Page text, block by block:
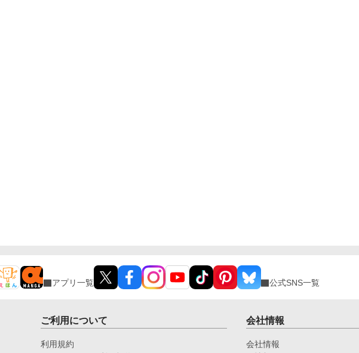
アプリ一覧 公式SNS一覧
ご利用について
利用規約
会社情報
会社情報